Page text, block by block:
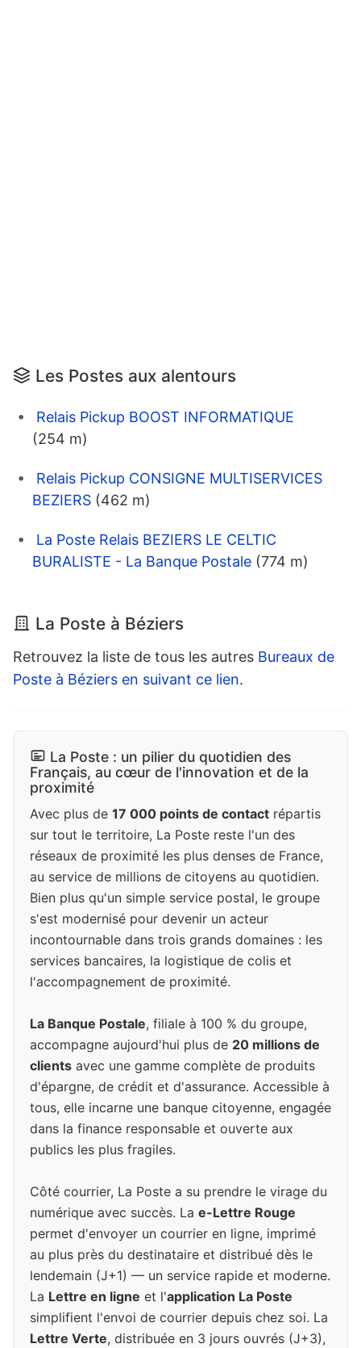
Les Postes aux alentours
Relais Pickup BOOST INFORMATIQUE
(254 m)
Relais Pickup CONSIGNE MULTISERVICES
BEZIERS (462 m)
La Poste Relais BEZIERS LE CELTIC
BURALISTE - La Banque Postale (774 m)
La Poste à Béziers
Retrouvez la liste de tous les autres Bureaux de
Poste à Béziers en suivant ce lien.
La Poste : un pilier du quotidien des
Français, au cœur de l'innovation et de la
proximité
Avec plus de 17 000 points de contact répartis
sur tout le territoire, La Poste reste l'un des
réseaux de proximité les plus denses de France,
au service de millions de citoyens au quotidien.
Bien plus qu'un simple service postal, le groupe
s'est modernisé pour devenir un acteur
incontournable dans trois grands domaines : les
services bancaires, la logistique de colis et
l'accompagnement de proximité.
La Banque Postale, filiale à 100 % du groupe,
accompagne aujourd'hui plus de 20 millions de
clients avec une gamme complète de produits
d'épargne, de crédit et d'assurance. Accessible à
tous, elle incarne une banque citoyenne, engagée
dans la finance responsable et ouverte aux
publics les plus fragiles.
Côté courrier, La Poste a su prendre le virage du
numérique avec succès. La e-Lettre Rouge
permet d'envoyer un courrier en ligne, imprimé
au plus près du destinataire et distribué dès le
lendemain (J+1) — un service rapide et moderne.
La Lettre en ligne et l'application La Poste
simplifient l'envoi de courrier depuis chez soi. La
Lettre Verte, distribuée en 3 jours ouvrés (J+3),